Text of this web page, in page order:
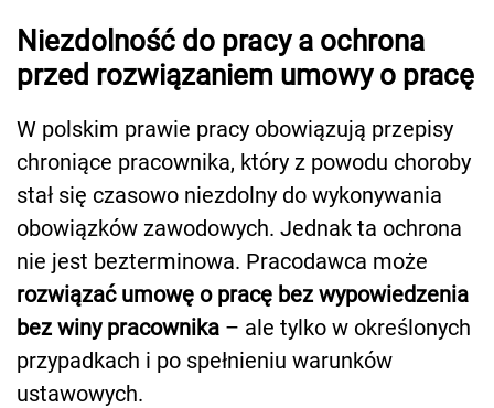
Niezdolność do pracy a ochrona
przed rozwiązaniem umowy o pracę
W polskim prawie pracy obowiązują przepisy
chroniące pracownika, który z powodu choroby
stał się czasowo niezdolny do wykonywania
obowiązków zawodowych. Jednak ta ochrona
nie jest bezterminowa. Pracodawca może
rozwiązać umowę o pracę bez wypowiedzenia
bez winy pracownika – ale tylko w określonych
przypadkach i po spełnieniu warunków
ustawowych.